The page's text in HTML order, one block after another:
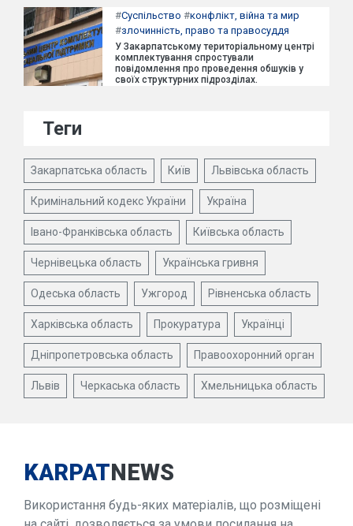
#Суспільство #конфлікт, війна та мир
#злочинність, право та правосуддя
У Закарпатському територіальному центрі
комплектування спростували
повідомлення про проведення обшуків у
своїх структурних підрозділах.
Теги
Закарпатська область Київ Львівська область
Кримінальний кодекс України Україна
Івано-Франківська область Київська область
Чернівецька область Українська гривня
Одеська область Ужгород Рівненська область
Харківська область Прокуратура Українці
Дніпропетровська область Правоохоронний орган
Львів Черкаська область Хмельницька область
KARPATNEWS
Використання будь-яких матеріалів, що розміщені